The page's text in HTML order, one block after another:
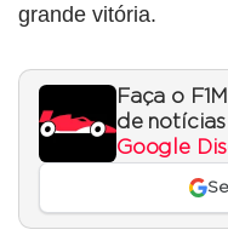
grande vitória.
Faça o
de
Google